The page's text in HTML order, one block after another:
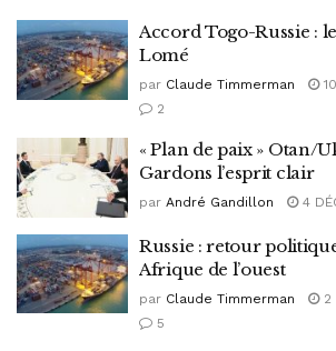
Accord Togo-Russie :
Lomé
par Claude Timmerman
2
« Plan de paix » Otan/
Gardons l’esprit clair
par André Gandillon 4
Russie : retour
Afrique de l’ouest
par Claude Timmerman
2
5